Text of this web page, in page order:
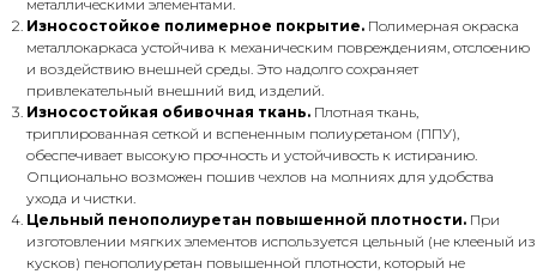
металлическими элементами.
Износостойкое полимерное покрытие. Полимерная окраска
металлокаркаса устойчива к механическим повреждениям, отслоению
и воздействию внешней среды. Это надолго сохраняет
привлекательный внешний вид изделий.
Износостойкая обивочная ткань. Плотная ткань,
триплированная сеткой и вспененным полиуретаном (ППУ),
обеспечивает высокую прочность и устойчивость к истиранию.
Опционально возможен пошив чехлов на молниях для удобства
ухода и чистки.
Цельный пенополиуретан повышенной плотности. При
изготовлении мягких элементов используется цельный (не клееный из
кусков) пенополиуретан повышенной плотности, который не